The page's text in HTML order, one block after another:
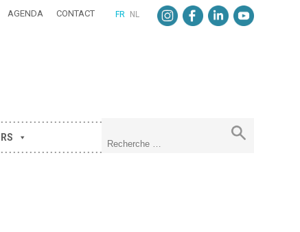
AGENDA CONTACT FR NL